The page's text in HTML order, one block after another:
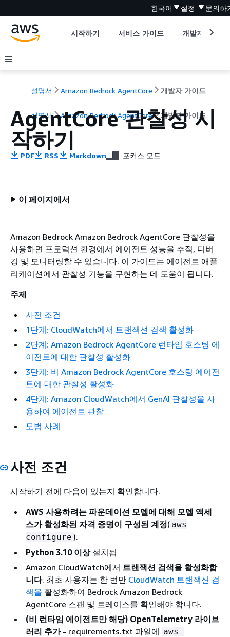
한국어 설정 문의하
시작하기 서비스 가이드 개발자 도구
설명서 Amazon Bedrock AgentCore 개발자 가이드
설명서 Amazon Bedrock AgentCore 개발자 가이드
AgentCore 관찰성 시
작하기
PDF RSS Markdown 포커스 모드
이 페이지에서
Amazon Bedrock Amazon Bedrock AgentCore 관찰성을
사용하면 프로덕션 환경에서 에이전트 성능을 추적, 디버
깅 및 모니터링할 수 있습니다. 이 가이드는 에이전트 애플
리케이션에서 관찰성 기능을 구현하는 데 도움이 됩니다.
주제
사전 조건
1단계: CloudWatch에서 트랜잭션 검색 활성화
2단계: Amazon Bedrock AgentCore 런타임 호스팅 에
이전트에 대한 관찰성 활성화
3단계: 비 Amazon Bedrock AgentCore 호스팅 에이전
트에 대한 관찰성 활성화
4단계: Amazon CloudWatch에서 GenAI 관찰성을 사
용하여 에이전트 관찰
모범 사례
사전 조건
시작하기 전에 다음이 있는지 확인합니다.
AWS 사용하려는 파운데이션 모델에 대해 모델 액세
스가 활성화된 자격 증명이 구성된 계정( aws
configure ).
Python 3.10 이상설치됨
Amazon CloudWatch에서 트랜잭션 검색을 활성화합
니다. 최초 사용자는 한 번만 CloudWatch 트랜잭션 검
색을 활성화하여 Bedrock Amazon Bedrock
AgentCore 스팬 및 트레이스를 확인해야 합니다.
(비 런타임 에이전트만 해당) OpenTelemetry 라이브
러리 추가 - requirements.txt 파일에 aws-